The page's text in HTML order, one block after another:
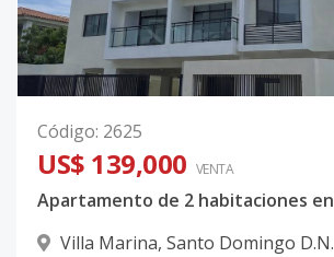
Código: 2625
US$ 139,000 VENTA
Villa Marina, Santo Domingo D.N.